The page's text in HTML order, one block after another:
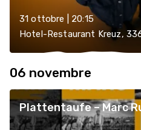
31 ottobre | 20:15
Hotel-Restaurant Kreuz,
06 novembre
Plattentaufe – Marc